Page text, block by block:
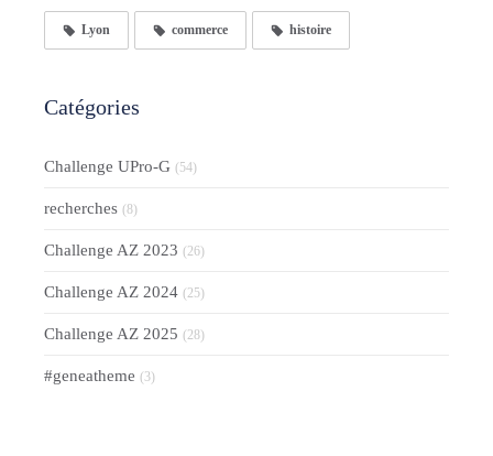
Lyon commerce histoire
Catégories
Challenge UPro-G (54)
recherches (8)
Challenge AZ 2023 (26)
Challenge AZ 2024 (25)
Challenge AZ 2025 (28)
#geneatheme (3)